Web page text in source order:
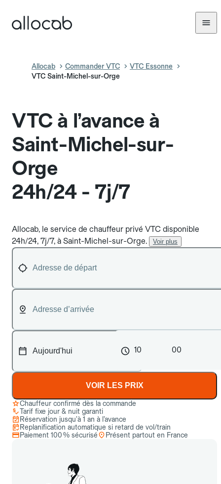
Allocab Commander VTC
VTC Essonne
VTC Saint-Michel-sur-Orge
VTC à l’avance à
Saint-Michel-sur-
Orge
24h/24 - 7j/7
Allocab, le service de chauffeur privé VTC disponible
24h/24, 7j/7, à Saint-Michel-sur-Orge.
Voir plus
10 00
VOIR LES PRIX
Chauffeur confirmé dès la commande
Tarif fixe jour & nuit garanti
Réservation jusqu’à 1 an à l’avance
Replanification automatique si retard de vol/train
Paiement 100 % sécurisé
Présent partout en France